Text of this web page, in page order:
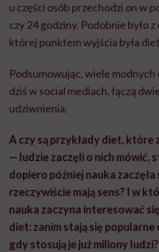
u części osób przechodzi on w
czy 24 godziny. Podobnie było
której punktem wyjścia była
Podsumowując, wiele
dziś w social mediach, łączą
udziwnienia.
A czy są przykłady diet, które
— ludzie zaczęli o nich mówić,
dopiero później nauka
rzeczywiście mają sens? I w
nauka zaczyna interesować
diet: zanim stają się
gdy stosują je już miliony ludzi?